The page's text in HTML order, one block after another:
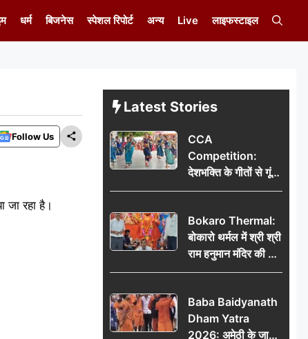
धर्म बिजनेस स्पेशल रिपोर्ट अन्य Live लाइफस्टाइल
Follow Us
जा रहा है।
Latest Stories
CCA
Competition:
देशभक्ति के गीतों से गूंजा
डीएवी कथारा, लोक
बांधा समां
Bokaro Thermal:
बोकारो थर्मल में श्री श्री
राम हनुमान मंदिर की नई
कमेटी गठित, बाबूलाल
Baba Baidyanath
Dham Yatra
2026: अमेठी के जायस